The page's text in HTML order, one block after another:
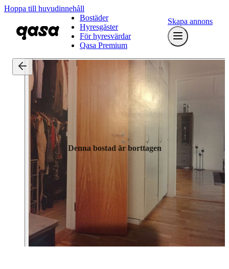
Hoppa till huvudinnehåll
Bostäder
Hyresgäster
För hyresvärdar
Qasa Premium
Skapa annons
Denna bostad är borttagen